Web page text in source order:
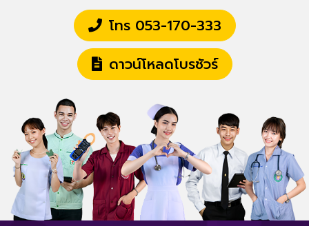
โทร 053-170-333
ดาวน์โหลดโบรชัวร์